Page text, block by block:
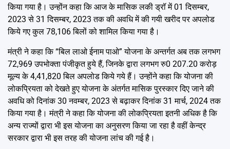
किया गया है। उन्होंन कहा कि आज के मासिक लकी ड्रॉ में 01 दिसम्बर,
2023 से 31 दिसम्बर, 2023 तक की अवधि में की गयी खरीद पर अपलोड
किये गए कुल 78,106 बिलों को शामिल किया गया है।
मंत्री ने कहा कि “बिल लाओ ईनाम पाओ” योजना के अन्तर्गत अब तक लगभग
72,969 उपभोक्ता पंजीकृत हुये हैं, जिनके द्वारा लगभग रु0 207.20 करोड़
मूल्य के 4,41,820 बिल अपलोड किये गये हैं। उन्होंने कहा कि योजना की
लोकप्रियता को देखते हुए योजना के अंतर्गत मासिक पुरस्कार दिए जाने की
अवधि को दिनांक 30 नवम्बर, 2023 से बढ़ाकर दिनांक 31 मार्च, 2024 तक
किया गया है। मंत्री ने कहा कि योजना की लोकप्रियता इतनी अधिक है कि
अन्य राज्यों द्वारा भी इस योजना का अनुसरण किया जा रहा है वहीं केन्द्र
सरकार द्वारा भी इस तरह की योजना लांच की गई है।